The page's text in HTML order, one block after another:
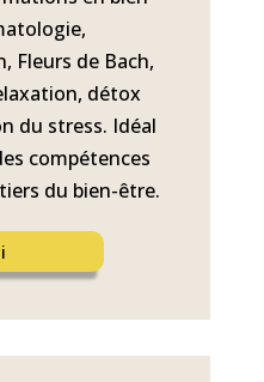
Fleurs de Bach,
détox
du stress. Idéal
compétences
du bien-être.